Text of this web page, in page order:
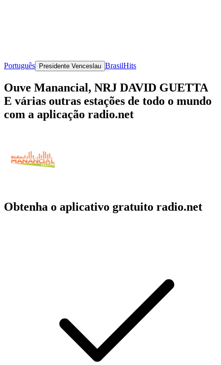
Português Presidente Venceslau BrasilHits
Ouve Manancial, NRJ DAVID GUETTA
E várias outras estações de todo o mundo
com a aplicação radio.net
Obtenha o aplicativo gratuito radio.net